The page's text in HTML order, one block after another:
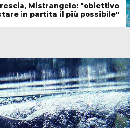
Mistrangelo: "obiettivo
in partita il più possibile"